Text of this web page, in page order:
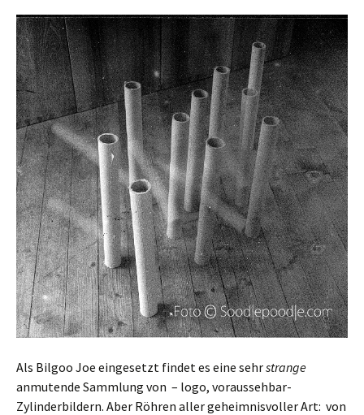
Als Bilgoo Joe eingesetzt findet es eine sehrstrange
anmutende Sammlung von – logo, voraussehbar-
Zylinderbildern. Aber Röhren aller geheimnisvoller Art: von